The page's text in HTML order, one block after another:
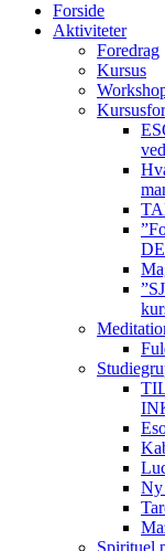
Forside
Aktiviteter
Foredrag
Kursus
Ny
Spirituel